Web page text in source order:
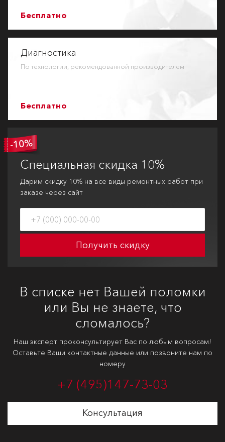
Бесплатно
Диагностика
По технологии, рекомендованной производителем
Бесплатно
Специальная скидка 10%
Дарим скидку 10% на все виды ремонтных работ при
заказе через сайт
Получить скидку
В списке нет Вашей поломки
или Вы не знаете, что
сломалось?
Наш эксперт проконсультирует Вас по любым вопросам!
Оставьте Ваши контактные данные или позвоните нам по
номеру
+7 (495)147-73-03
Консультация